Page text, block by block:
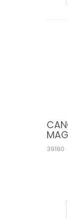
39190